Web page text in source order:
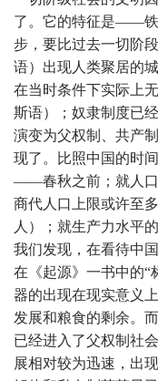
了。它的特征是——铁
步，要比过去一切阶
语）出现人类聚居的
在当时条件下实际上
斯语）；奴隶制度已
演变为父权制、共产
现了。比照中国的时
——春秋之前；就人口
商代人口上限或许至
人）；就生产力水平
我们发现，在看待中
在《起源》一书中的“
器的出现在现实意义
发展和粮食的剩余。
已经进入了父权制社
展相对较为迅速，出